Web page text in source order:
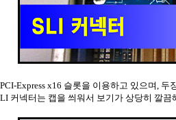
PCI-Express x16 슬롯을 이용하고 있으며,
LI 커넥터는 캡을 씌워서 보기가 상당히 깔끔